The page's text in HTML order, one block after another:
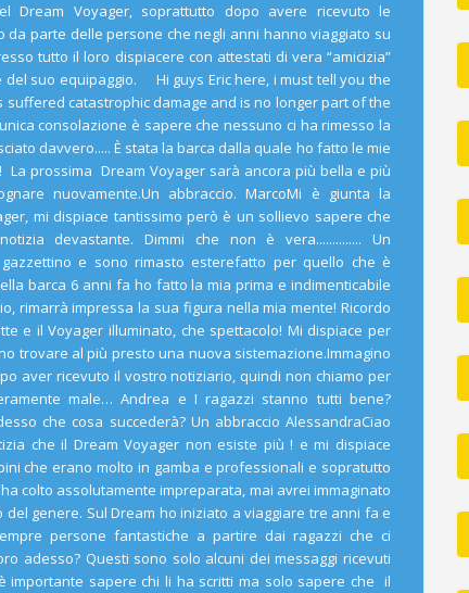
Dream Voyager, soprattutto dopo avere ricevuto le
parte delle persone che negli anni hanno viaggiato su
tutto il loro dispiacere con attestati di vera “amicizia”
del suo equipaggio. Hi guys Eric here, i must tell you the
suffered catastrophic damage and is no longer part of the
consolazione è sapere che nessuno ci ha rimesso la
davvero..... È stata la barca dalla quale ho fatto le mie
La prossima Dream Voyager sarà ancora più bella e più
nuovamente.Un abbraccio. MarcoMi è giunta la
mi dispiace tantissimo però è un sollievo sapere che
devastante. Dimmi che non è vera.............. Un
e sono rimasto esterefatto per quello che è
barca 6 anni fa ho fatto la mia prima e indimenticabile
rimarrà impressa la sua figura nella mia mente! Ricordo
e il Voyager illuminato, che spettacolo! Mi dispiace per
trovare al più presto una nuova sistemazione.Immagino
aver ricevuto il vostro notiziario, quindi non chiamo per
male… Andrea e I ragazzi stanno tutti bene?
che cosa succederà? Un abbraccio AlessandraCiao
che il Dream Voyager non esiste più ! e mi dispiace
che erano molto in gamba e professionali e sopratutto
colto assolutamente impreparata, mai avrei immaginato
genere. Sul Dream ho iniziato a viaggiare tre anni fa e
persone fantastiche a partire dai ragazzi che ci
adesso? Questi sono solo alcuni dei messaggi ricevuti
importante sapere chi li ha scritti ma solo sapere che il